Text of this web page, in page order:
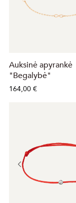
Auksinė apyrankė
"Begalybė"
164,00 €